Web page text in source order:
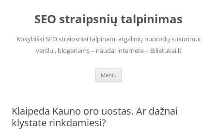
SEO straipsnių talpinimas
Kokybiški SEO straipsniai talpinami atgalinių nuorodų sukūrimui
verslui, blogeriams – naudai internete – Bilietukai.lt
Meniu
Klaipeda Kauno oro uostas. Ar dažnai
klystate rinkdamiesi?